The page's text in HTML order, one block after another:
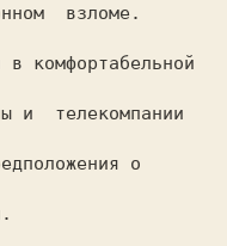
взломе.
комфортабельной
и  телекомпании
о